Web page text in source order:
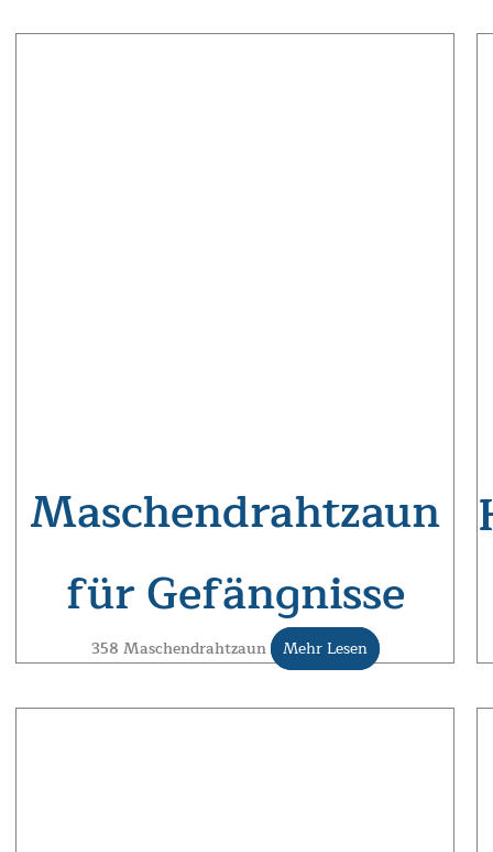
Maschendrahtzaun
für Gefängnisse
358 Maschendrahtzaun Mehr Lesen